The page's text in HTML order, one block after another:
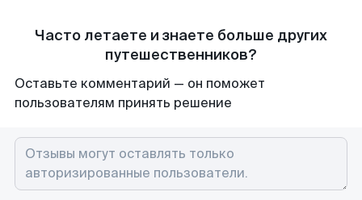
Часто летаете и знаете больше других
путешественников?
Оставьте комментарий — он поможет
пользователям принять решение